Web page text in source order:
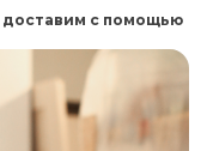
доставим с помощью